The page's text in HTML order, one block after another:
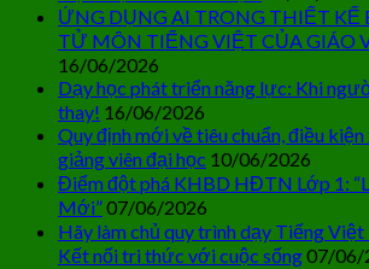
ỨNG DỤNG AI TRONG THIẾT KẾ
TỬ MÔN TIẾNG VIỆT CỦA GIÁO
16/06/2026
Dạy học phát triển năng lực: Khi
thay! 16/06/2026
Quy định mới về tiêu chuẩn, điều
giảng viên đại học 10/06/2026
Điểm đột phá KHBD HĐTN Lớp 1:
Mới”07/06/2026
Hãy làm chủ quy trình dạy Tiếng Việt
Kết nối tri thức với cuộc sống07/06/